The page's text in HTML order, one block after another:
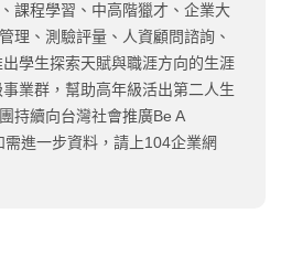
課程學習、中高階獵才、企業大
理、測驗評量、人資顧問諮詢、
學生探索天賦與職涯方向的生涯
業群，幫助高年級活出第二人生
持續向台灣社會推廣Be A
進一步資料，請上104企業網